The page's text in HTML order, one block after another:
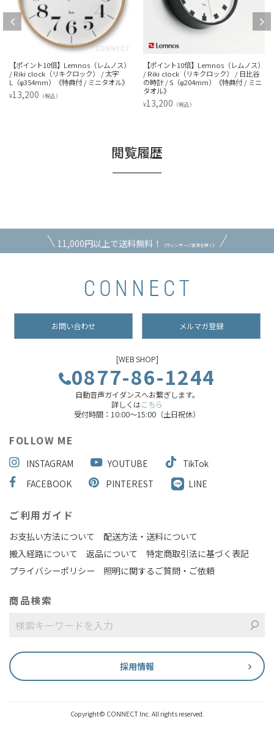
10倍】Lemnos（レムノス）
（リキクロック） / 太字
）《特典付 / ミニタオル》
（税込）
【ポイント10倍】Lemnos（レムノス）
/ Riki clock（リキクロック） / 日比谷
の時計 / S（φ204mm）《特典付 / ミニ
（税込）
【ポイン
/ Riki clock
の時計 / M
閲覧履歴
11,000円以上で送料無料！ （ヴィンテージ家具を除く）
お問い合わせ メルマガ登録
[WEB SHOP]
0877-86-1244
自動音声ガイダンスへお繋ぎします。
詳しくはこちら
受付時間：10:00～15:00（土日祝休）
FOLLOW ME
INSTAGRAM YOUTUBE
TikTok
FACEBOOK
PINTEREST LINE
ご利用ガイド
お支払い方法について
配送方法・送料について
搬入経路について
返品について
特定商取引法に基づく表記
プライバシーポリシー
照明に関するご質問・ご依頼
商品検索
採用情報
Copyright© CONNECT Inc. All rights reserved.